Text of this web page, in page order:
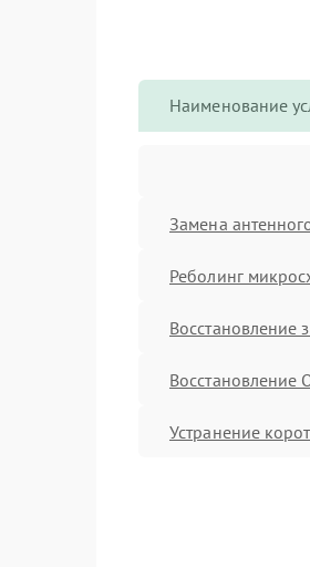
Наименование
Замена
Реболинг
Восстановление
Восстановление
Устранение